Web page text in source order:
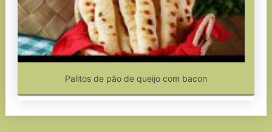
Palitos de pão de queijo com bacon